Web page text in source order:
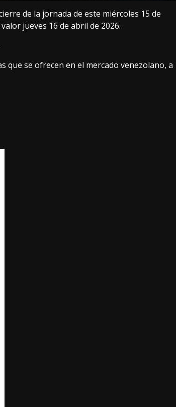
de la jornada de este miércoles 15 de
jueves 16 de abril de 2026.
que se ofrecen en el mercado venezolano, a